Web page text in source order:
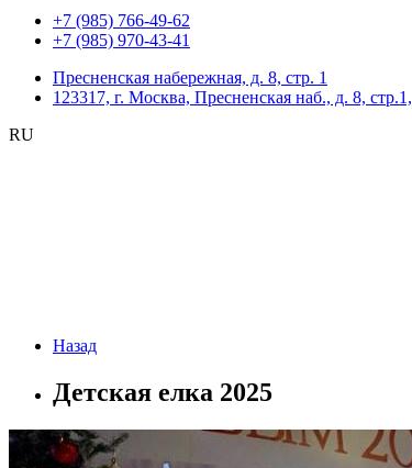
+7 (985) 766-49-62
+7 (985) 970-43-41
Пресненская набережная, д. 8, стр. 1
123317, г. Москва, Пресненская наб., д. 8, стр.1,
RU
Назад
Детская елка 2025